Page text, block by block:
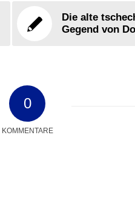
Die alte
Gegend von
0
KOMMENTARE